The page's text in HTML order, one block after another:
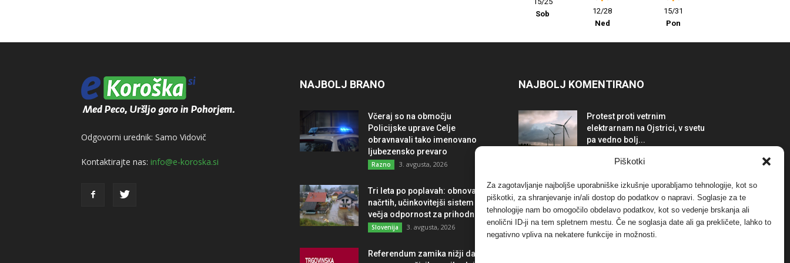
Piškotki
Za zagotavljanje najboljše uporabniške izkušnje uporabljamo tehnologije, kot so
piškotki, za shranjevanje in/ali dostop do podatkov o napravi. Soglasje za te
tehnologije nam bo omogočilo obdelavo podatkov, kot so vedenje brskanja ali
enolični ID-ji na tem spletnem mestu. Če ne soglasja date ali ga prekličete, lahko to
negativno vpliva na nekatere funkcije in možnosti.
Sob
12/28
Ned
15/31
Pon
Odgovorni urednik: Samo Vidovič
Kontaktirajte nas: info@e-koroska.si
NAJBOLJ BRANO
Včeraj so na območju
Policijske uprave Celje
obravnavali tako imenovano
ljubezensko prevaro
Razno 3. avgusta, 2026
Tri leta po poplavah: obnova po
načrtih, učinkovitejši sistem in
večja odpornost za prihodnost
Slovenija 3. avgusta, 2026
Referendum zamika nižji davek
NAJBOLJ KOMENTIRANO
Protest proti vetrnim
elektrarnam na Ojstrici, v svetu
pa vedno bolj...
elektrarnam Verbund
Dogodki 29. januarja, 2018
FOTO: Razstava cvetličarskega